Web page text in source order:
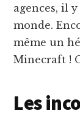
agences, il
monde.
même un
Minecraft !
Les